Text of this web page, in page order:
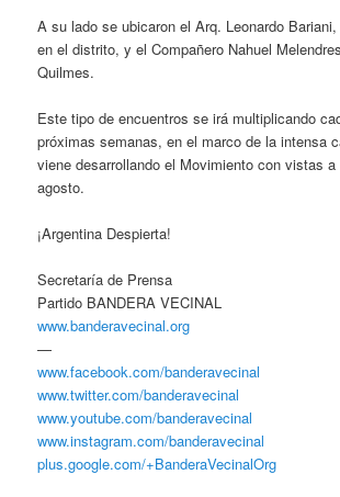
A su lado se ubicaron el Arq. Leonardo
en el distrito, y el Compañero Nahuel
Quilmes.
Este tipo de encuentros se irá multiplicando
próximas semanas, en el marco de la intensa
viene desarrollando el Movimiento con vistas
agosto.
¡Argentina Despierta!
Secretaría de Prensa
Partido BANDERA VECINAL
www.banderavecinal.org
—
www.facebook.com/banderavecinal
www.twitter.com/banderavecinal
www.youtube.com/banderavecinal
www.instagram.com/banderavecinal
plus.google.com/+BanderaVecinalOrg